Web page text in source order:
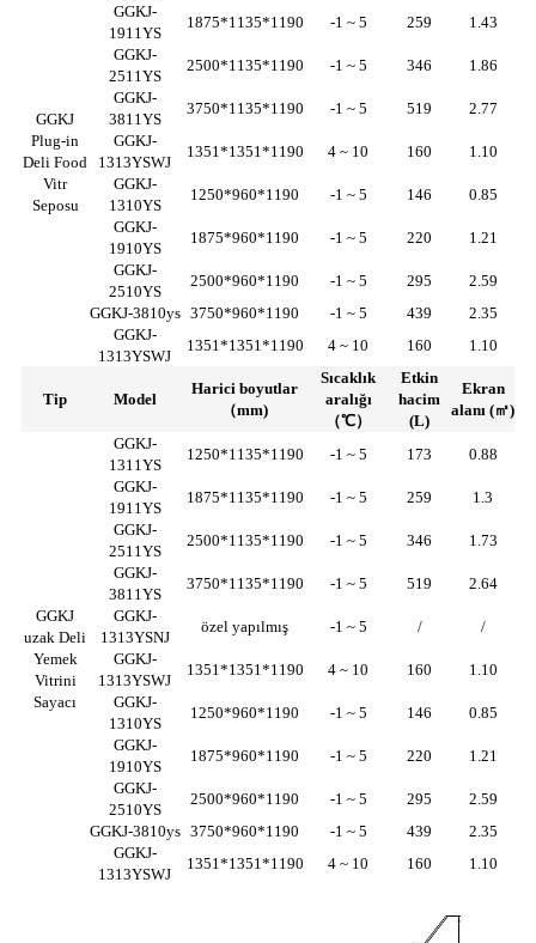
GGKJ
Plug-in
Deli Food
Vitr
Seposu
GGKJ-
1911YS
1875*1135*1190 -1 ~ 5 259
1.43
GGKJ-
2511YS
2500*1135*1190 -1 ~ 5 346
1.86
GGKJ-
3811YS
3750*1135*1190 -1 ~ 5 519
2.77
GGKJ-
1313YSWJ
1351*1351*1190 4 ~ 10 160
1.10
GGKJ-
1310YS
1250*960*1190 -1 ~ 5 146
0.85
GGKJ-
1910YS
1875*960*1190 -1 ~ 5 220
1.21
GGKJ-
2510YS
2500*960*1190 -1 ~ 5 295
2.59
GGKJ-3810ys 3750*960*1190 -1 ~ 5 439
2.35
GGKJ-
1313YSWJ
1351*1351*1190 4 ~ 10 160 1.10
Tip Model
Harici boyutlar
（mm)
Sıcaklık
aralığı
（℃）
Etkin
hacim
(L)
Ekran
alanı (㎡)
GGKJ
uzak Deli
Yemek
Vitrini
Sayacı
GGKJ-
1311YS
1250*1135*1190 -1 ~ 5 173
0.88
GGKJ-
1911YS
1875*1135*1190 -1 ~ 5 259
1.3
GGKJ-
2511YS
2500*1135*1190 -1 ~ 5 346
1.73
GGKJ-
3811YS
3750*1135*1190 -1 ~ 5 519
2.64
GGKJ-
1313YSNJ
özel yapılmış -1 ~ 5 /
/
GGKJ-
1313YSWJ
1351*1351*1190 4 ~ 10 160
1.10
GGKJ-
1310YS
1250*960*1190 -1 ~ 5 146
0.85
GGKJ-
1910YS
1875*960*1190 -1 ~ 5 220
1.21
GGKJ-
2510YS
2500*960*1190 -1 ~ 5 295
2.59
GGKJ-3810ys 3750*960*1190 -1 ~ 5 439
2.35
GGKJ-
1313YSWJ
1351*1351*1190 4 ~ 10 160 1.10